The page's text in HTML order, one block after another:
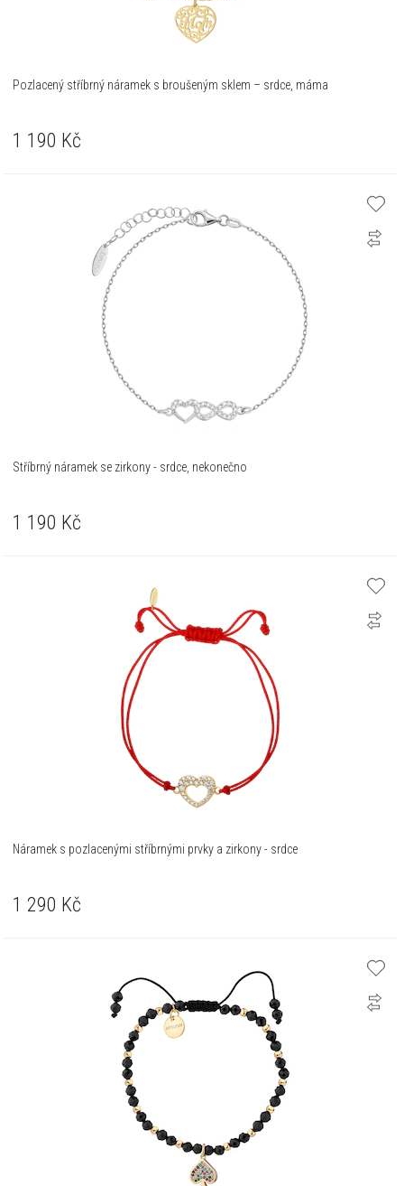
Pozlacený stříbrný náramek s broušeným sklem – srdce, máma
1 190 Kč
Stříbrný náramek se zirkony - srdce, nekonečno
1 190 Kč
Náramek s pozlacenými stříbrnými prvky a zirkony - srdce
1 290 Kč